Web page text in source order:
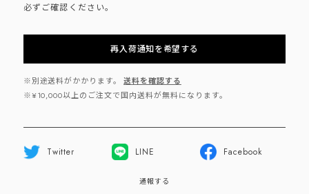
必ずご確認ください。
再入荷通知を希望する
※別途送料がかかります。
送料を確認する
※¥10,000以上のご注文で国内送料が無料になります。
Twitter LINE Facebook
通報する